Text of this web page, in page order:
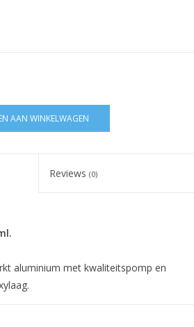
AAN WINKELWAGEN
Reviews (0)
aluminium met kwaliteitspomp en